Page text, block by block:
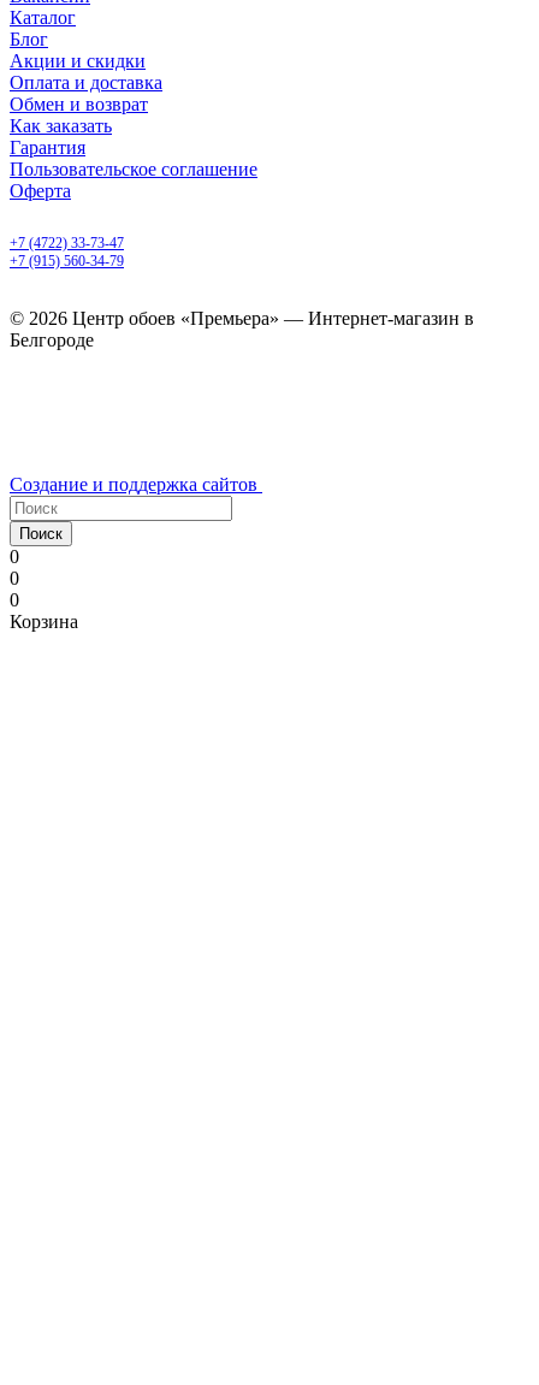
Каталог
Блог
Акции и скидки
Оплата и доставка
Обмен и возврат
Как заказать
Гарантия
Пользовательское соглашение
Оферта
+7 (4722) 33-73-47
+7 (915) 560-34-79
© 2026 Центр обоев «Премьера» — Интернет-магазин в
Белгороде
Создание и поддержка сайтов
Поиск
0
0
0
Корзина